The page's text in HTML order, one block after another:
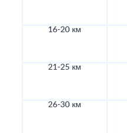
16-20 км
21-25 км
26-30 км